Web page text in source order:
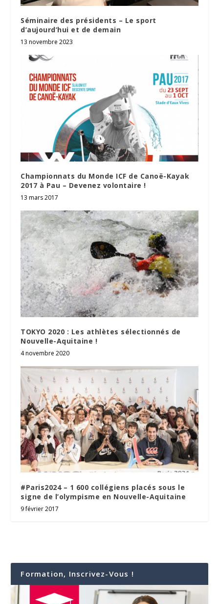
Séminaire des présidents – Le sport
d’aujourd’hui et de demain
13 novembre 2023
Championnats du Monde ICF de Canoë-Kayak
2017 à Pau – Devenez volontaire !
13 mars 2017
TOKYO 2020 : Les athlètes sélectionnés de
Nouvelle-Aquitaine !
4 novembre 2020
#Paris2024 – 1 600 collégiens placés sous le
signe de l’olympisme en Nouvelle-Aquitaine
9 février 2017
Formation, Inscrivez-Vous !